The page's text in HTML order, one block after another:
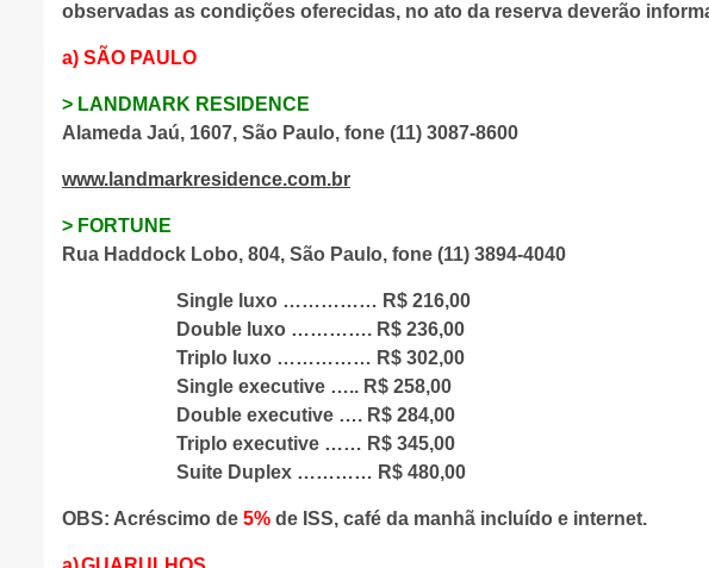
observadas as condições oferecidas, no ato da reserva deverão
a) SÃO PAULO
> LANDMARK RESIDENCE
Alameda Jaú, 1607, São Paulo, fone (11) 3087-8600
www.landmarkresidence.com.br
> FORTUNE
Rua Haddock Lobo, 804, São Paulo, fone (11) 3894-4040
Single luxo …………… R$ 216,00
Double luxo …………. R$ 236,00
Triplo luxo …………… R$ 302,00
Single executive ….. R$ 258,00
Double executive …. R$ 284,00
Triplo executive …… R$ 345,00
Suite Duplex ………… R$ 480,00
OBS: Acréscimo de 5% de ISS, café da manhã incluído e internet.